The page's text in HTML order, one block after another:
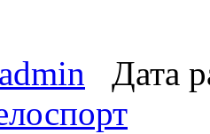
admin Дата